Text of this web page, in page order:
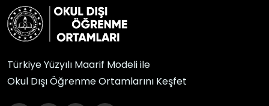
Türkiye Yüzyılı Maarif Modeli ile
Okul Dışı Öğrenme Ortamlarını Keşfet